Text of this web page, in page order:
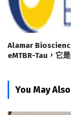
Alamar
eMTBR-Tau，它
You May